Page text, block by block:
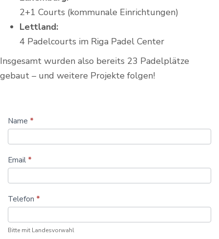
2+1 Courts (kommunale Einrichtungen)
Lettland:
4 Padelcourts im Riga Padel Center
Insgesamt wurden also bereits 23 Padelplätze
gebaut – und weitere Projekte folgen!
Mehr
Padelplätze
bauen
Name *
Email *
Telefon *
Bitte mit Landesvorwahl